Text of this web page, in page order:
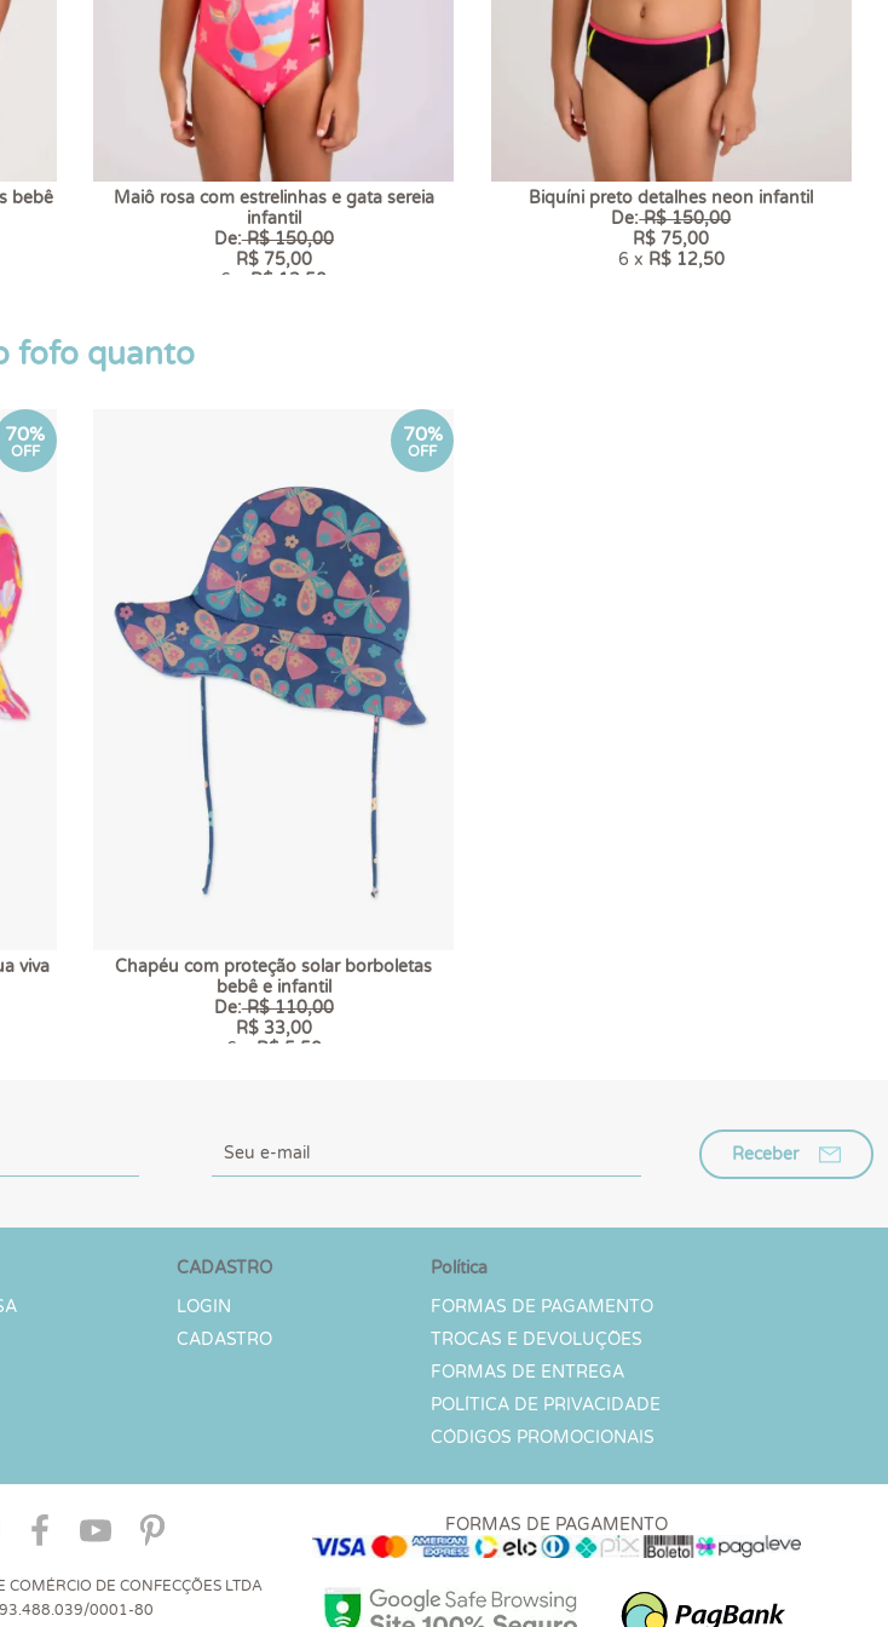
bebê
Maiô rosa com estrelinhas e gata sereia
infantil
De:R$ 150,00
R$ 75,00
6 x R$ 12,50
Biquíni preto detalhes neon infantil
De:R$ 150,00
R$ 75,00
6 x R$ 12,50
fofo quanto
70%
OFF
viva
70%
OFF
Chapéu com proteção solar borboletas
bebê e infantil
De:R$ 110,00
R$ 33,00
6 x R$ 5,50
Receber
CADASTRO
LOGIN
CADASTRO
Política
FORMAS DE PAGAMENTO
TROCAS E DEVOLUÇÕES
FORMAS DE ENTREGA
POLÍTICA DE PRIVACIDADE
CÓDIGOS PROMOCIONAIS
COMÉRCIO DE CONFECÇÕES LTDA
93.488.039/0001-80
FORMAS DE PAGAMENTO